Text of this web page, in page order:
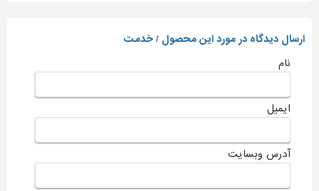
ارسال دیدگاه در مورد این محصول / خدمت
نام
ایمیل
آدرس وبسایت